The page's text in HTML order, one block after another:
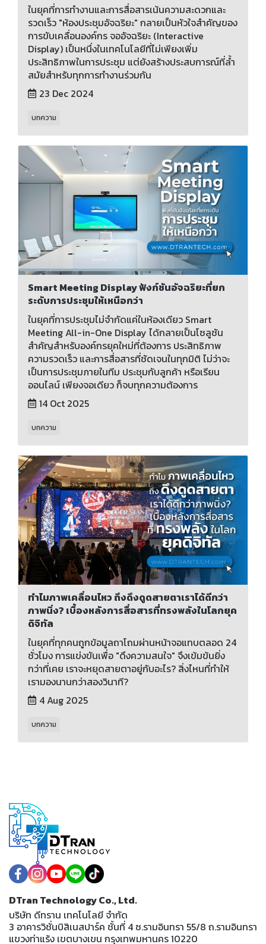
ในยุคที่การทำงานและการสื่อสารเน้นความสะดวกและ
รวดเร็ว "ห้องประชุมอัจฉริยะ" กลายเป็นหัวใจสำคัญของ
การขับเคลื่อนองค์กร จออัจฉริยะ (Interactive
Display) เป็นหนึ่งในเทคโนโลยีที่ไม่เพียงเพิ่ม
ประสิทธิภาพในการประชุม แต่ยังสร้างประสบการณ์ที่ล้ำ
สมัยสำหรับทุกการทำงานร่วมกัน
23 Dec 2024
บทความ
Smart Meeting Display ฟังก์ชันอัจฉริยะที่ยก
ระดับการประชุมให้เหนือกว่า
ในยุคที่การประชุมไม่จำกัดแค่ในห้องเดียว Smart
Meeting All-in-One Display ได้กลายเป็นโซลูชัน
สำคัญสำหรับองค์กรยุคใหม่ที่ต้องการ ประสิทธิภาพ
ความรวดเร็ว และการสื่อสารที่ชัดเจนในทุกมิติ ไม่ว่าจะ
เป็นการประชุมภายในทีม ประชุมกับลูกค้า หรือเรียน
ออนไลน์ เพียงจอเดียว ก็จบทุกความต้องการ
14 Oct 2025
บทความ
ทำไมภาพเคลื่อนไหว ถึงดึงดูดสายตาเราได้ดีกว่า
ภาพนิ่ง? เบื้องหลังการสื่อสารที่ทรงพลังในโลกยุค
ดิจิทัล
ในยุคที่ทุกคนถูกข้อมูลถาโถมผ่านหน้าจอแทบตลอด 24
ชั่วโมง การแข่งขันเพื่อ "ดึงความสนใจ" จึงเข้มข้นยิ่ง
กว่าที่เคย เราจะหยุดสายตาอยู่กับอะไร? สิ่งไหนที่ทำให้
เรามองนานกว่าสองวินาที?
4 Aug 2025
บทความ
DTran Technology Co., Ltd.
บริษัท ดีทราน เทคโนโลยี จำกัด
3 อาคารวิชั่นบิสิเนสปาร์ค ชั้นที่ 4 ซ.รามอินทรา 55/8 ถ.รามอินทรา
แขวงท่าแร้ง เขตบางเขน กรุงเทพมหานคร 10220